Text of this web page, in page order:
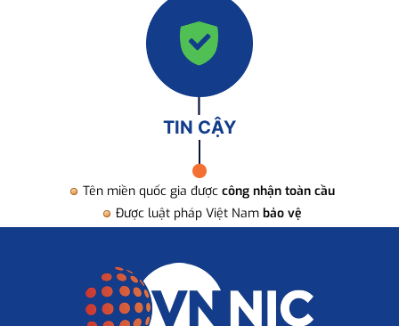
TIN CẬY
Tên miền quốc gia được công nhận toàn cầu
Được luật pháp Việt Nam bảo vệ